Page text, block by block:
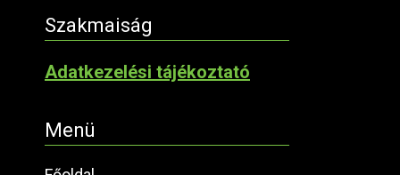
Szakmaiság
Adatkezelési tájékoztató
Menü